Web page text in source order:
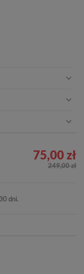
75,00 zł
249,00 zł
dni.